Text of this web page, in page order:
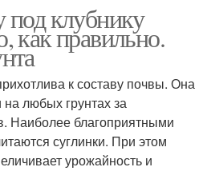
под клубнику
как правильно.
к составу почвы. Она
на любых грунтах за
Наиболее благоприятными
суглинки. При этом
урожайность и